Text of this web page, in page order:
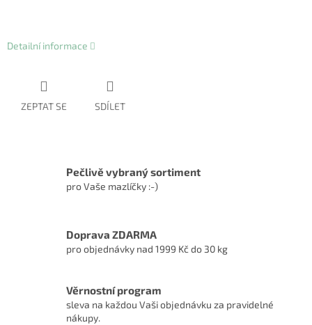
Detailní informace
ZEPTAT SE SDÍLET
Pečlivě vybraný sortiment
pro Vaše mazlíčky :-)
Doprava ZDARMA
pro objednávky nad 1999 Kč do 30 kg
Věrnostní program
sleva na každou Vaši objednávku za pravidelné
nákupy.